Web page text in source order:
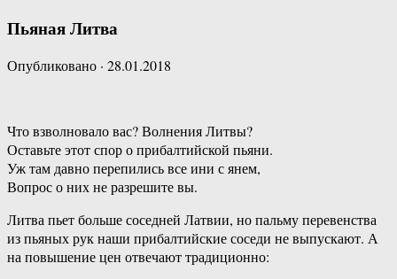
Пьяная Литва
Опубликовано · 28.01.2018
Что взволновало вас? Волнения Литвы?
Оставьте этот спор о прибалтийской пьяни.
Уж там давно перепились все ини с янем,
Вопрос о них не разрешите вы.
Литва пьет больше соседней Латвии, но пальму перевенства
из пьяных рук наши прибалтийские соседи не выпускают. А
на повышение цен отвечают традиционно: